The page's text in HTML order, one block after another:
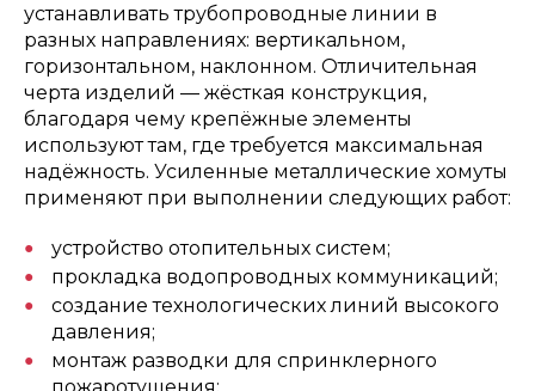
устанавливать трубопроводные линии в
разных направлениях: вертикальном,
горизонтальном, наклонном. Отличительная
черта изделий — жёсткая конструкция,
благодаря чему крепёжные элементы
используют там, где требуется максимальная
надёжность. Усиленные металлические хомуты
применяют при выполнении следующих работ:
устройство отопительных систем;
прокладка водопроводных коммуникаций;
создание технологических линий высокого
давления;
монтаж разводки для спринклерного